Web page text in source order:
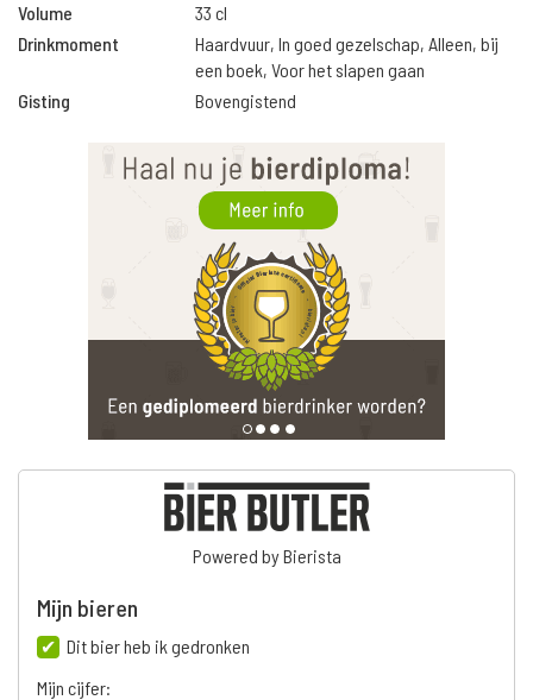
Volume
33 cl
Drinkmoment
Haardvuur, In goed gezelschap, Alleen, bij
een boek, Voor het slapen gaan
Gisting
Bovengistend
Powered by Bierista
Mijn bieren
Dit bier heb ik gedronken
Mijn cijfer: